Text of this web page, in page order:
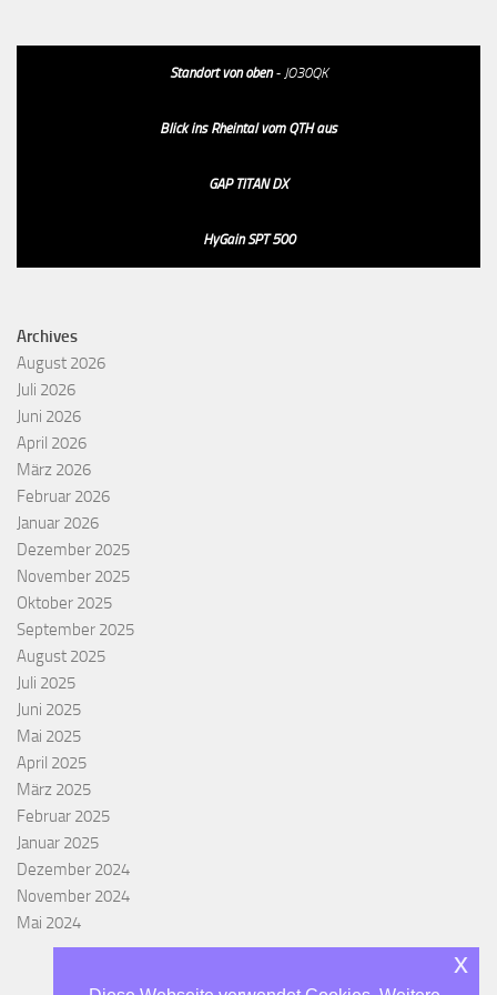
Standort von oben- JO30QK
Blick ins Rheintal vom QTH aus
GAP TITAN DX
HyGain SPT 500
Archives
August 2026
Juli 2026
Juni 2026
April 2026
März 2026
Februar 2026
Januar 2026
Dezember 2025
November 2025
Oktober 2025
September 2025
August 2025
Juli 2025
Juni 2025
Mai 2025
April 2025
März 2025
Februar 2025
Januar 2025
Dezember 2024
November 2024
Mai 2024
x